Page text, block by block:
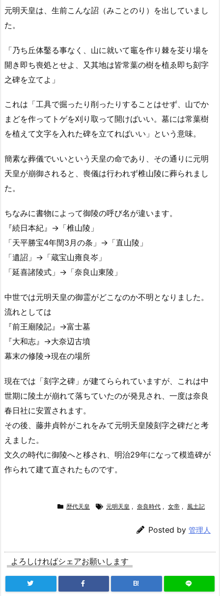
元明天皇は、生前こんな詔（みことのり）を出していまし
た。
「乃ち丘体鑿る事なく、山に就いて竈を作り棘を芟り場を
開き即ち喪処とせよ、又其地は皆常葉の樹を植ゑ即ち刻字
之碑を立てよ」
これは「工具で掘ったり削ったりすることはせず、山でか
まどを作ってトゲを刈り取って開けばいい。墓には常葉樹
を植えて文字を入れた碑を立てればいい」という意味。
簡素な葬儀でいいという天皇の命であり、その通りに元明
天皇が崩御されると、喪儀は行われず椎山陵に葬られまし
た。
ちなみに書物によって御陵の呼び名が違います。
『続日本紀』→「椎山陵」
「天平勝宝4年閏3月の条」→「直山陵」
「遺詔」→「蔵宝山雍良岑」
「延喜諸陵式」→「奈良山東陵」
中世では元明天皇の御霊がどこなのか不明となりました。
流れとしては
『前王廟陵記』→富士墓
『大和志』→大奈辺古墳
幕末の修陵→現在の場所
現在では「刻字之碑」が建てらられていますが、これは中
世期に陵土が崩れて落ちていたのが発見され、一度は奈良
春日社に安置されます。
その後、藤井貞幹がこれをみて元明天皇陵刻字之碑だと考
えました。
文久の時代に御陵へと移され、明治29年になって模造碑が
作られて建て直されたものです。
歴代天皇 元明天皇 , 奈良時代 , 女帝 , 風土記
Posted by 管理人
よろしければシェアお願いします
B!